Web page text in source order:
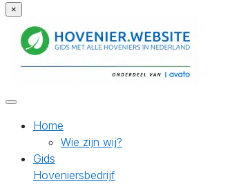
×
Home
Wie zijn wij?
Gids
Hoveniersbedrijf